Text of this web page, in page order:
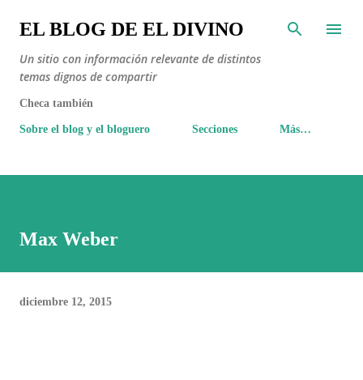
Ir al contenido principal
EL BLOG DE EL DIVINO
Un sitio con información relevante de distintos
temas dignos de compartir
Checa también
Sobre el blog y el bloguero Secciones Más…
Max Weber
diciembre 12, 2015